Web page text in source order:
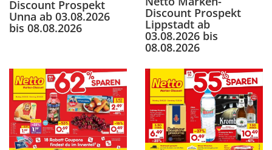
Discount Prospekt
Unna ab 03.08.2026
bis 08.08.2026
Discount Prospekt
Lippstadt ab
03.08.2026 bis
08.08.2026